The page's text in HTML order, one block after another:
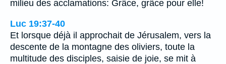
milieu des acclamations: Grâce, grâce pour elle!
Luc 19:37-40
Et lorsque déjà il approchait de Jérusalem, vers la
descente de la montagne des oliviers, toute la
multitude des disciples, saisie de joie, se mit à